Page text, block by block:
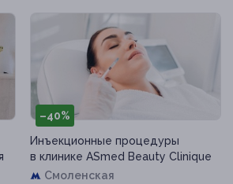
–40%
Инъекционные процедуры
в клинике ASmed Beauty Clinique
Смоленская